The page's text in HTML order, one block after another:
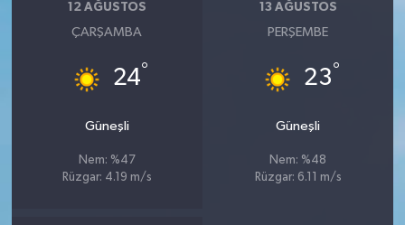
12 AĞUSTOS
ÇARŞAMBA
24°
Güneşli
Nem: %47
Rüzgar: 4.19 m/s
13 AĞUSTOS
PERŞEMBE
23°
Güneşli
Nem: %48
Rüzgar: 6.11 m/s